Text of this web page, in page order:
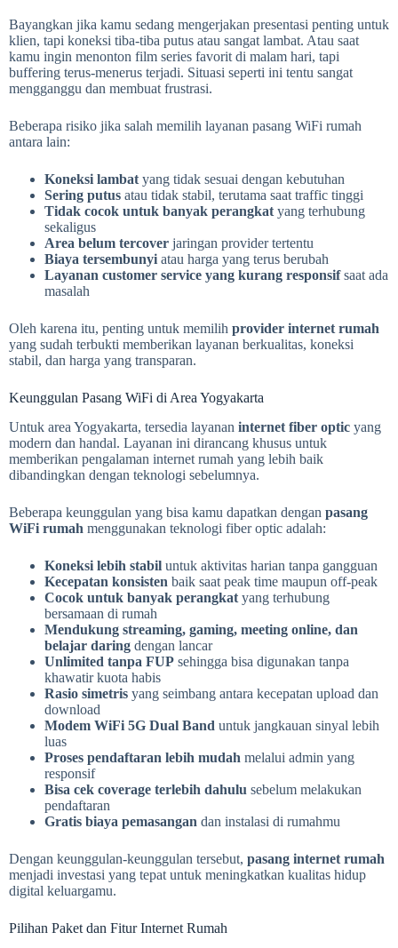
Bayangkan jika kamu sedang mengerjakan presentasi penting untuk
klien, tapi koneksi tiba-tiba putus atau sangat lambat. Atau saat
kamu ingin menonton film series favorit di malam hari, tapi
buffering terus-menerus terjadi. Situasi seperti ini tentu sangat
mengganggu dan membuat frustrasi.
Beberapa risiko jika salah memilih layanan pasang WiFi rumah
antara lain:
Koneksi lambat yang tidak sesuai dengan kebutuhan
Sering putus atau tidak stabil, terutama saat traffic tinggi
Tidak cocok untuk banyak perangkat yang terhubung
sekaligus
Area belum tercover jaringan provider tertentu
Biaya tersembunyi atau harga yang terus berubah
Layanan customer service yang kurang responsifsaat ada
masalah
Oleh karena itu, penting untuk memilih provider internet rumah
yang sudah terbukti memberikan layanan berkualitas, koneksi
stabil, dan harga yang transparan.
Keunggulan Pasang WiFi di Area Yogyakarta
Untuk area Yogyakarta, tersedia layanan internet fiber optic yang
modern dan handal. Layanan ini dirancang khusus untuk
memberikan pengalaman internet rumah yang lebih baik
dibandingkan dengan teknologi sebelumnya.
Beberapa keunggulan yang bisa kamu dapatkan dengan pasang
WiFi rumah menggunakan teknologi fiber optic adalah:
Koneksi lebih stabil untuk aktivitas harian tanpa gangguan
Kecepatan konsisten baik saat peak time maupun off-peak
Cocok untuk banyak perangkat yang terhubung
bersamaan di rumah
Mendukung streaming, gaming, meeting online, dan
belajar daring dengan lancar
Unlimited tanpa FUP sehingga bisa digunakan tanpa
khawatir kuota habis
Rasio simetris yang seimbang antara kecepatan upload dan
download
Modem WiFi 5G Dual Band untuk jangkauan sinyal lebih
luas
Proses pendaftaran lebih mudah melalui admin yang
responsif
Bisa cek coverage terlebih dahulu sebelum melakukan
pendaftaran
Gratis biaya pemasangan dan instalasi di rumahmu
Dengan keunggulan-keunggulan tersebut, pasang internet rumah
menjadi investasi yang tepat untuk meningkatkan kualitas hidup
digital keluargamu.
Pilihan Paket dan Fitur Internet Rumah